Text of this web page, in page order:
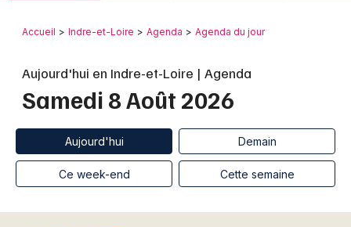
Publier un événement
Grands événements
Activité & Expérience
Colmar
Lille
Lyon
Marseille
Retour
Accueil Indre-et-Loire Agenda Agenda du jour
Aujourd'hui en Indre-et-Loire | Agenda
Samedi 8 Août 2026
Aujourd'hui Demain
Ce week-end Cette semaine
Où ?
Changer de lieu
Quand ?
Aujourd'hui
Demain Ce week-end Autre